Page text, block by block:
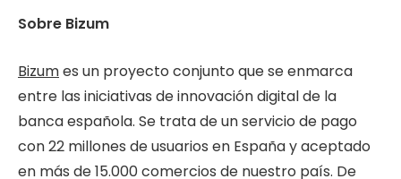
Sobre Bizum
Bizumes un proyecto conjunto que se enmarca
entre las iniciativas de innovación digital de la
banca española. Se trata de un servicio de pago
con 22 millones de usuarios en España y aceptado
en más de 15.000 comercios de nuestro país. De